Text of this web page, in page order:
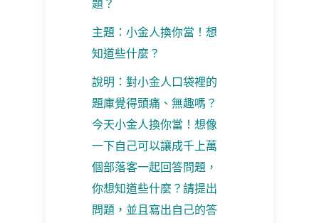
題？
主題：小金人換你當！想
知道些什麼？
說明：對小金人口袋裡的
題庫覺得頭痛、無趣嗎？
今天小金人換你當！想像
一下自己可以讓成千上萬
個部落客一起回答問題，
你想知道些什麼？請提出
問題，並且寫出自己的答